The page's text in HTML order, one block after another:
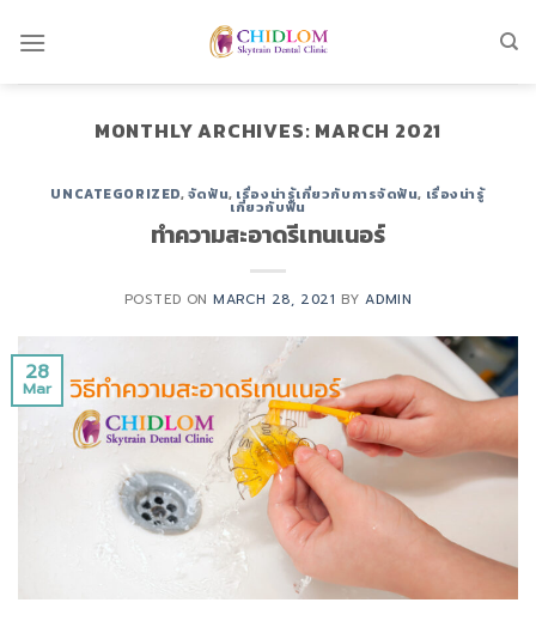
MONTHLY ARCHIVES: MARCH 2021
UNCATEGORIZED,จัดฟัน, เรื่องน่ารู้เกี่ยวกับการจัดฟัน, เรื่องน่ารู้
เกี่ยวกับฟัน
ทําความสะอาดรีเทนเนอร์
POSTED ONMARCH 28, 2021 BYADMIN
28
Mar